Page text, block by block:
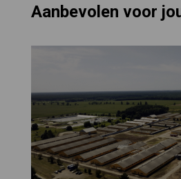
Aanbevolen voor